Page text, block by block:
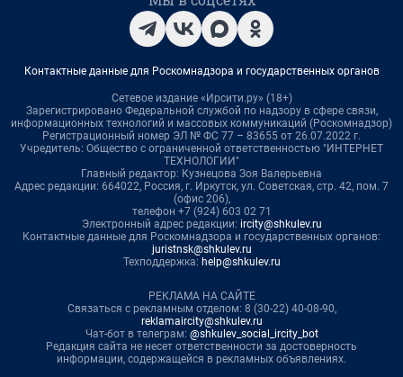
Контактные данные для Роскомнадзора и государственных органов
Сетевое издание «Ирсити.ру» (18+)
Зарегистрировано Федеральной службой по надзору в сфере связи,
информационных технологий и массовых коммуникаций (Роскомнадзор)
Регистрационный номер ЭЛ № ФС 77 – 83655 от 26.07.2022 г.
Учредитель: Общество с ограниченной ответственностью "ИНТЕРНЕТ
ТЕХНОЛОГИИ"
Главный редактор: Кузнецова Зоя Валерьевна
Адрес редакции: 664022, Россия, г. Иркутск, ул. Советская, стр. 42, пом. 7
(офис 206),
телефон +7 (924) 603 02 71
Электронный адрес редакции: ircity@shkulev.ru
Контактные данные для Роскомнадзора и государственных органов:
juristnsk@shkulev.ru
Техподдержка: help@shkulev.ru
РЕКЛАМА НА САЙТЕ
Связаться с рекламным отделом: 8 (30-22) 40-08-90,
reklamaircity@shkulev.ru
Чат-бот в телеграм: @shkulev_social_ircity_bot
Редакция сайта не несет ответственности за достоверность
информации, содержащейся в рекламных объявлениях.